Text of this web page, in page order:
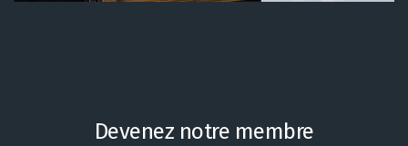
Devenez notre membre